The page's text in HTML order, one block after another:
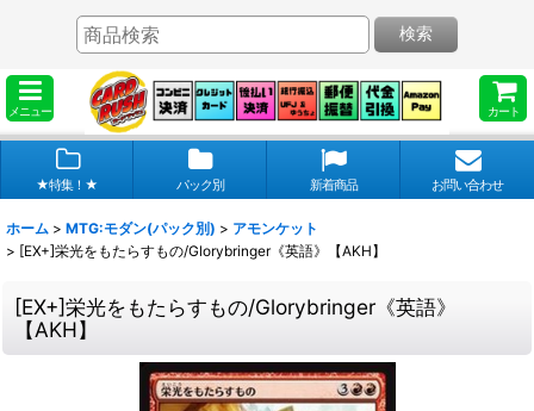
メニュー カート
検索
★特集！★ パック別 新着商品 お問い合わせ
ホーム > MTG:モダン(パック別) > アモンケット
> [EX+]栄光をもたらすもの/Glorybringer《英語》【AKH】
[EX+]栄光をもたらすもの/Glorybringer《英語》
【AKH】